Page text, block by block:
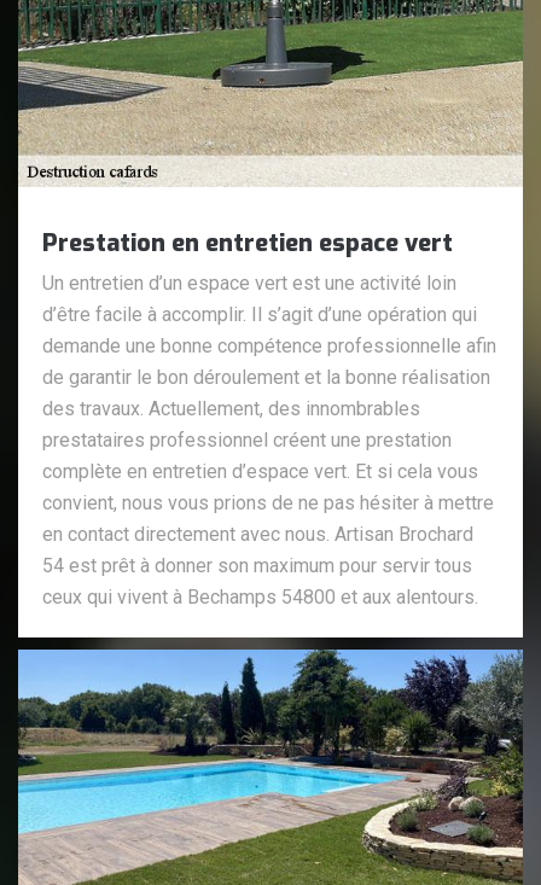
Prestation en entretien espace vert
Un entretien d’un espace vert est une activité loin
d’être facile à accomplir. Il s’agit d’une opération qui
demande une bonne compétence professionnelle afin
de garantir le bon déroulement et la bonne réalisation
des travaux. Actuellement, des innombrables
prestataires professionnel créent une prestation
complète en entretien d’espace vert. Et si cela vous
convient, nous vous prions de ne pas hésiter à mettre
en contact directement avec nous. Artisan Brochard
54 est prêt à donner son maximum pour servir tous
ceux qui vivent à Bechamps 54800 et aux alentours.